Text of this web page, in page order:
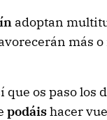
adoptan
más
que os paso los
podáishacer